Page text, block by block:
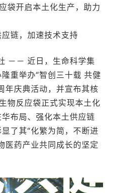
袋开启本土化生产，助力
链，加速技术支持
－－ 近日，生命科学集
重举办“智创三十载 共健
年庆典活动，并宣布其核
物反应袋正式实现本土化
布局、强化本土供应链
了其“化繁为简，不断进
医药产业共同成长的坚定